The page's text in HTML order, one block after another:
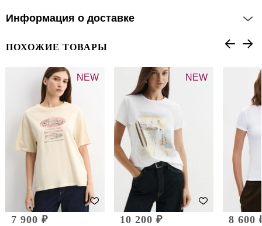
Информация о доставке
ПОХОЖИЕ ТОВАРЫ
NEW
7 900 ₽
NEW
10 200 ₽ 8 600